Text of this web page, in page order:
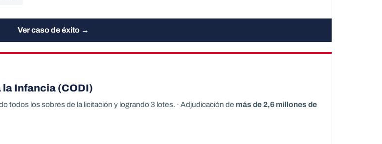
Ver caso de éxito →
Infancia (CODI)
todos los sobres de la licitación y logrando 3 lotes. · Adjudicación de más de 2,6 millones de